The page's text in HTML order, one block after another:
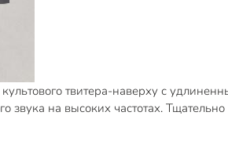
твитера-наверху с
звука на высоких частотах.